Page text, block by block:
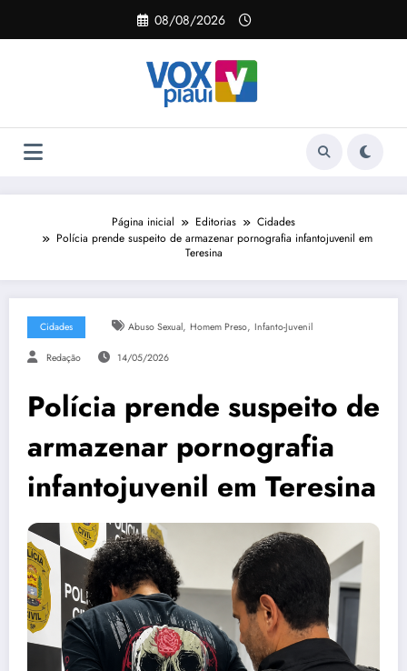
o
08/08/2026
Página inicial Editorias
Cidades
Polícia prende suspeito de armazenar pornografia infantojuvenil em
Teresina
Cidades Abuso Sexual, Homem Preso, Infanto-Juvenil
Redação 14/05/2026
Polícia prende suspeito de
armazenar pornografia
infantojuvenil em Teresina